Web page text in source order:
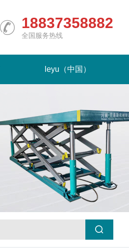
18837358882
全国服务热线
leyu（中国）